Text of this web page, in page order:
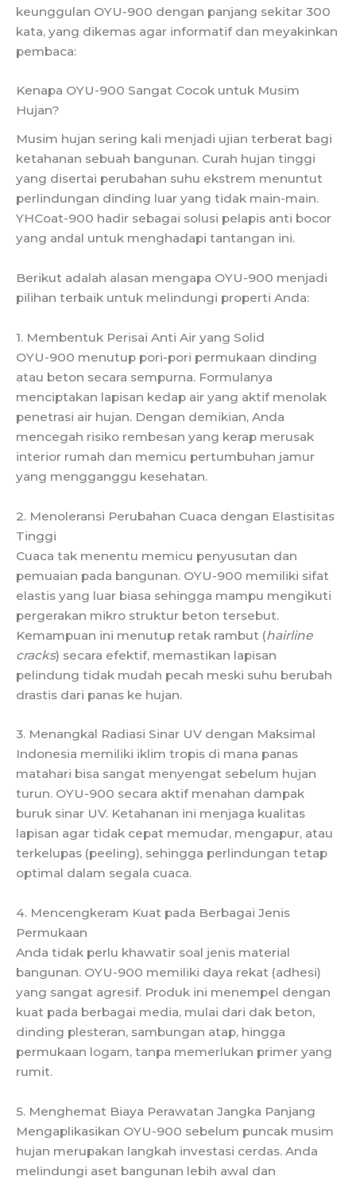
keunggulan OYU-900 dengan panjang sekitar 300
kata, yang dikemas agar informatif dan meyakinkan
pembaca:
Kenapa OYU-900 Sangat Cocok untuk Musim
Hujan?
Musim hujan sering kali menjadi ujian terberat bagi
ketahanan sebuah bangunan. Curah hujan tinggi
yang disertai perubahan suhu ekstrem menuntut
perlindungan dinding luar yang tidak main-main.
YHCoat-900 hadir sebagai solusi pelapis anti bocor
yang andal untuk menghadapi tantangan ini.
Berikut adalah alasan mengapa OYU-900 menjadi
pilihan terbaik untuk melindungi properti Anda:
1. Membentuk Perisai Anti Air yang Solid
OYU-900 menutup pori-pori permukaan dinding
atau beton secara sempurna. Formulanya
menciptakan lapisan kedap air yang aktif menolak
penetrasi air hujan. Dengan demikian, Anda
mencegah risiko rembesan yang kerap merusak
interior rumah dan memicu pertumbuhan jamur
yang mengganggu kesehatan.
2. Menoleransi Perubahan Cuaca dengan Elastisitas
Tinggi
Cuaca tak menentu memicu penyusutan dan
pemuaian pada bangunan. OYU-900 memiliki sifat
elastis yang luar biasa sehingga mampu mengikuti
pergerakan mikro struktur beton tersebut.
Kemampuan ini menutup retak rambut (hairline
cracks) secara efektif, memastikan lapisan
pelindung tidak mudah pecah meski suhu berubah
drastis dari panas ke hujan.
3. Menangkal Radiasi Sinar UV dengan Maksimal
Indonesia memiliki iklim tropis di mana panas
matahari bisa sangat menyengat sebelum hujan
turun. OYU-900 secara aktif menahan dampak
buruk sinar UV. Ketahanan ini menjaga kualitas
lapisan agar tidak cepat memudar, mengapur, atau
terkelupas (peeling), sehingga perlindungan tetap
optimal dalam segala cuaca.
4. Mencengkeram Kuat pada Berbagai Jenis
Permukaan
Anda tidak perlu khawatir soal jenis material
bangunan. OYU-900 memiliki daya rekat (adhesi)
yang sangat agresif. Produk ini menempel dengan
kuat pada berbagai media, mulai dari dak beton,
dinding plesteran, sambungan atap, hingga
permukaan logam, tanpa memerlukan primer yang
rumit.
5. Menghemat Biaya Perawatan Jangka Panjang
Mengaplikasikan OYU-900 sebelum puncak musim
hujan merupakan langkah investasi cerdas. Anda
melindungi aset bangunan lebih awal dan